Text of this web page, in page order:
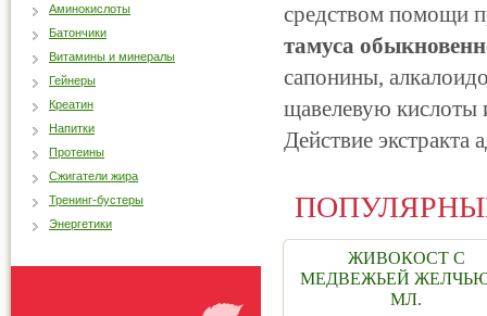
средством помощи
тамуса
сапонины,
щавелевую кислоты
Действие экстракта
ЖИВОКОСТ С
МЕДВЕЖЬЕЙ ЖЕЛЧЬЮ
МЛ.
Аминокислоты
Батончики
Витамины и минералы
Гейнеры
Креатин
Напитки
Протеины
Сжигатели жира
Тренинг-бустеры
Энергетики